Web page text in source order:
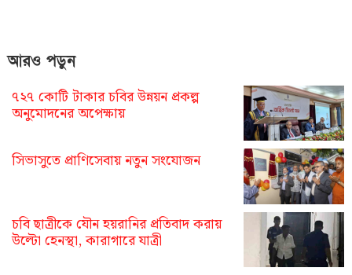
আরও পড়ুন
৭২৭ কোটি টাকার চবির উন্নয়ন প্রকল্প
অনুমোদনের অপেক্ষায়
সিভাসুতে প্রাণিসেবায় নতুন সংযোজন
চবি ছাত্রীকে যৌন হয়রানির প্রতিবাদ করায়
উল্টো হেনস্থা, কারাগারে যাত্রী